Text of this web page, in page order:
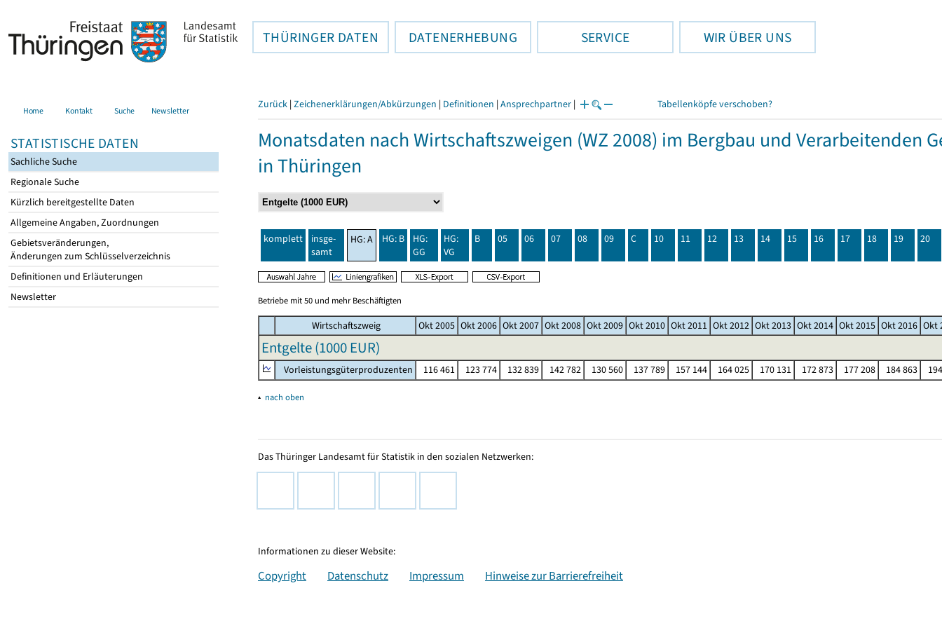
THÜRINGER DATEN DATENERHEBUNG SERVICE WIR ÜBER UNS
Home Kontakt Suche Newsletter
STATISTISCHE DATEN
Sachliche Suche
Regionale Suche
Kürzlich bereitgestellte Daten
Allgemeine Angaben, Zuordnungen
Gebietsveränderungen,
Änderungen zum Schlüsselverzeichnis
Definitionen und Erläuterungen
Newsletter
Zurück | Zeichenerklärungen/Abkürzungen | Definitionen | Ansprechpartner | Tabellenköpfe verschoben?
Monatsdaten nach Wirtschaftszweigen (WZ 2008) im Bergbau und Verarbeitenden
in Thüringen
komplett
insge-
samt
HG: A HG: B
HG:
GG
HG:
VG
B 05 06 07 08 09 C 10 11 12 13 14 15 16 17 18 19 20
Betriebe mit 50 und mehr Beschäftigten
Wirtschaftszweig Okt 2005 Okt 2006 Okt 2007 Okt 2008 Okt 2009 Okt 2010 Okt 2011 Okt 2012 Okt 2013 Okt 2014 Okt 2015 Okt 2016 Okt
Entgelte (1000 EUR)
Vorleistungsgüterproduzenten 116 461 123 774 132 839 142 782 130 560 137 789 157 144 164 025 170 131 172 873 177 208 184 863
▴ nach oben
Das Thüringer Landesamt für Statistik in den sozialen Netzwerken:
Informationen zu dieser Website:
Copyright Datenschutz Impressum Hinweise zur Barrierefreiheit